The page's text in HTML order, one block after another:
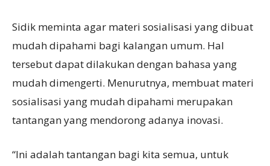
Sidik meminta agar materi sosialisasi yang dibuat
mudah dipahami bagi kalangan umum. Hal
tersebut dapat dilakukan dengan bahasa yang
mudah dimengerti. Menurutnya, membuat materi
sosialisasi yang mudah dipahami merupakan
tantangan yang mendorong adanya inovasi.
“Ini adalah tantangan bagi kita semua, untuk